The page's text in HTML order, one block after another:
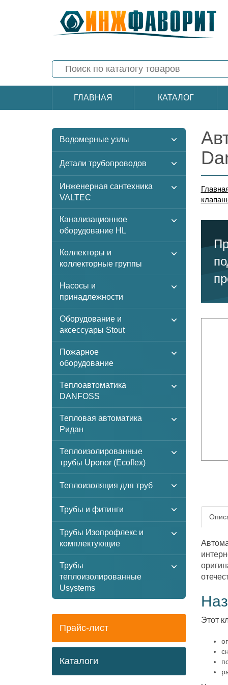
ГЛАВНАЯ КАТАЛОГ
Водомерные узлы
Детали трубопроводов
Инженерная сантехника
VALTEC
Канализационное
оборудование HL
Коллекторы и
коллекторные группы
Насосы и
принадлежности
Оборудование и
аксессуары Stout
Пожарное
оборудование
Теплоавтоматика
DANFOSS
Тепловая автоматика
Ридан
Теплоизолированные
трубы Uponor (Ecoflex)
Теплоизоляция для труб
Трубы и фитинги
Трубы Изопрофлекс и
комплектующие
Трубы
теплоизолированные
Usystems
Прайс-лист
Каталоги
Этот